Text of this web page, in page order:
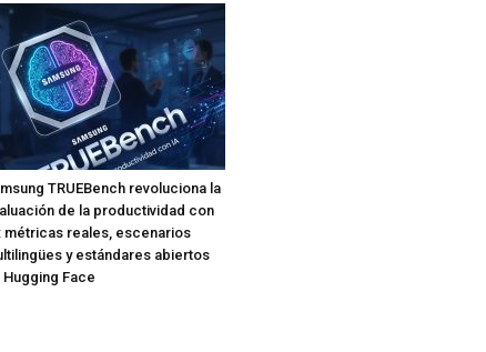
TRUEBench revoluciona la
de la productividad con
métricas reales, escenarios
y estándares abiertos
Hugging Face